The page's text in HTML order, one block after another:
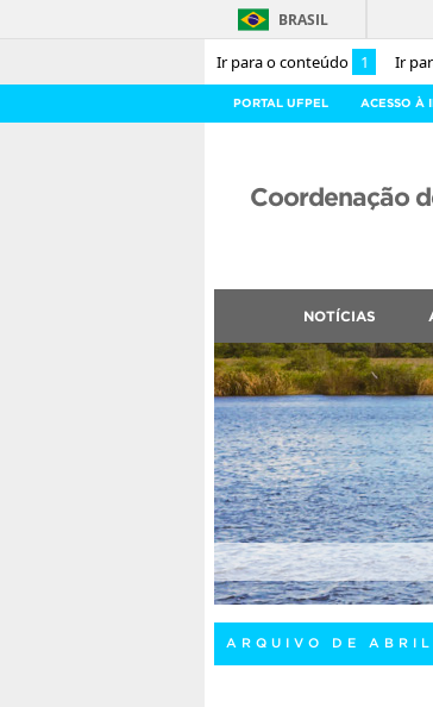
Ir para o conteúdo 1 Ir
BRASIL
PORTAL UFPEL ACESSO À
Coordenação
NOTÍCIAS
ARQUIVO DE